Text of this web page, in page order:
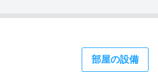
部屋の設備